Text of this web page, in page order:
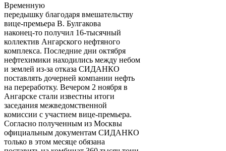
Временную
передышку благодаря вмешательству
вице-премьера В. Булгакова
наконец-то получил 16-тысячный
коллектив Ангарского нефтяного
комплекса. Последние дни октября
нефтехимики находились между небом
и землей из-за отказа СИДАНКО
поставлять дочерней компании нефть
на переработку. Вечером 2 ноября в
Ангарске стали известны итоги
заседания межведомственной
комиссии с участием вице-премьера.
Согласно полученным из Москвы
официальным документам СИДАНКО
только в этом месяце обязана